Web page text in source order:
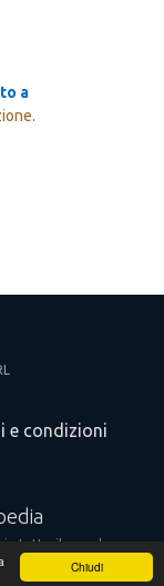
Chiudi
a
e condizioni
in tutto il mondo